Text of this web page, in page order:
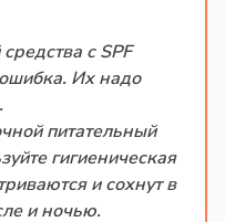
с SPF
Их надо
питательный
гигиеническая
и сохнут в
и ночью.